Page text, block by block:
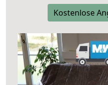
Kostenlose